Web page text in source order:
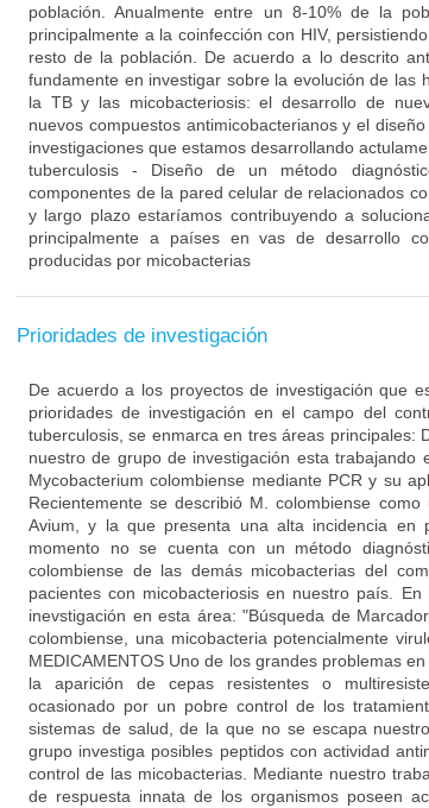
población. Anualmente entre un 8-10% de la
principalmente a la coinfección con HIV,
resto de la población. De acuerdo a lo descrito
fundamente en investigar sobre la evolución de las
la TB y las micobacteriosis: el desarrollo de
nuevos compuestos antimicobacterianos y el
investigaciones que estamos desarrollando
tuberculosis - Diseño de un método
componentes de la pared celular de relacionados
y largo plazo estaríamos contribuyendo a
principalmente a países en vas de desarrollo
producidas por micobacterias
Prioridades de investigación
De acuerdo a los proyectos de investigación que
prioridades de investigación en el campo del
tuberculosis, se enmarca en tres áreas principales:
nuestro de grupo de investigación esta
Mycobacterium colombiense mediante PCR y su
Recientemente se describió M. colombiense
Avium, y la que presenta una alta incidencia en
momento no se cuenta con un método
colombiense de las demás micobacterias del
pacientes con micobacteriosis en nuestro país.
inevstigación en esta área: "Búsqueda de
colombiense, una micobacteria potencialmente
MEDICAMENTOS Uno de los grandes problemas
la aparición de cepas resistentes o
ocasionado por un pobre control de los
sistemas de salud, de la que no se escapa
grupo investiga posibles peptidos con actividad
control de las micobacterias. Mediante nuestro
de respuesta innata de los organismos poseen